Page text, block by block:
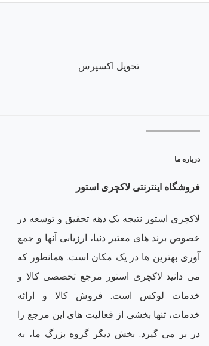
تحویل اکسپرس
درباره ما
فروشگاه اینترنتی لاکچری استور
لاکچری استور نتیجه یک دهه تحقیق و توسعه در
خصوص برند های معتبر دنیا، ارزیابی آنها و جمع
آوری بهترین ها در یک مکان است. همانطور که
می دانید لاکچری استور مرجع تخصصی کالا و
خدمات لوکس است. فروش کالا و ارائه
خدمات، تنها بخشی از فعالیت های این مرجع را
در بر می گیرد. بخش دیگر گروه بزرگ ما، به